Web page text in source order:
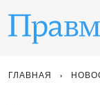
ГЛАВНАЯ